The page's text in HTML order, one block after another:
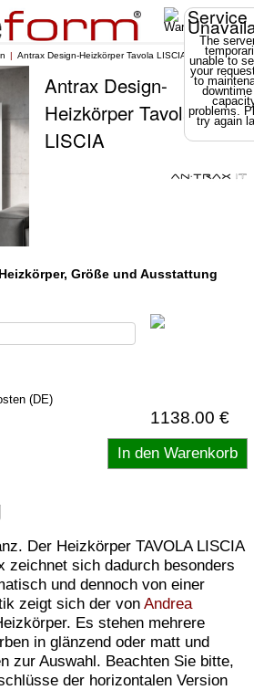
Service
The
unable to
your
to
problems.
try again
Antrax Design-Heizkörper Tavola LISCIA
Antrax Design-
Heizkörper Tavola
LISCIA
Größe und Ausstattung
(DE)
1138.00 €
Der Heizkörper TAVOLA LISCIA
zeichnet sich dadurch besonders
und dennoch von einer
zeigt sich der von Andrea
Es stehen mehrere
in glänzend oder matt und
zur Auswahl. Beachten Sie bitte,
der horizontalen Version